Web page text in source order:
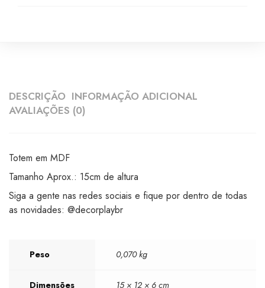
DESCRIÇÃO INFORMAÇÃO ADICIONAL
AVALIAÇÕES (0)
Totem em MDF
Tamanho Aprox.: 15cm de altura
Siga a gente nas redes sociais e fique por dentro de todas
as novidades: @decorplaybr
Peso 0,070 kg
Dimensões 15 × 12 × 6 cm